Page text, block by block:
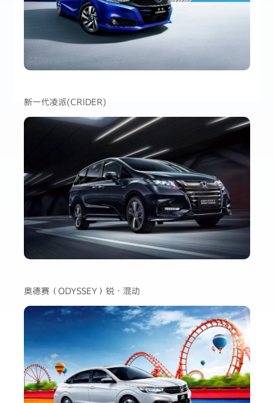
新一代凌派(CRIDER)
奥德赛（ODYSSEY）锐·混动